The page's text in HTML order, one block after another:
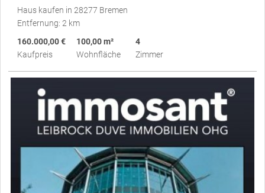
Haus kaufen in 28277 Bremen
Entfernung: 2 km
160.000,00 €
Kaufpreis
100,00 m²
Wohnfläche
4
Zimmer